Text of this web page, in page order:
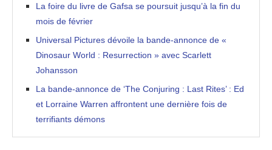
La foire du livre de Gafsa se poursuit jusqu’à la fin du
mois de février
Universal Pictures dévoile la bande-annonce de «
Dinosaur World : Resurrection » avec Scarlett
Johansson
La bande-annonce de ‘The Conjuring : Last Rites’ : Ed
et Lorraine Warren affrontent une dernière fois de
terrifiants démons